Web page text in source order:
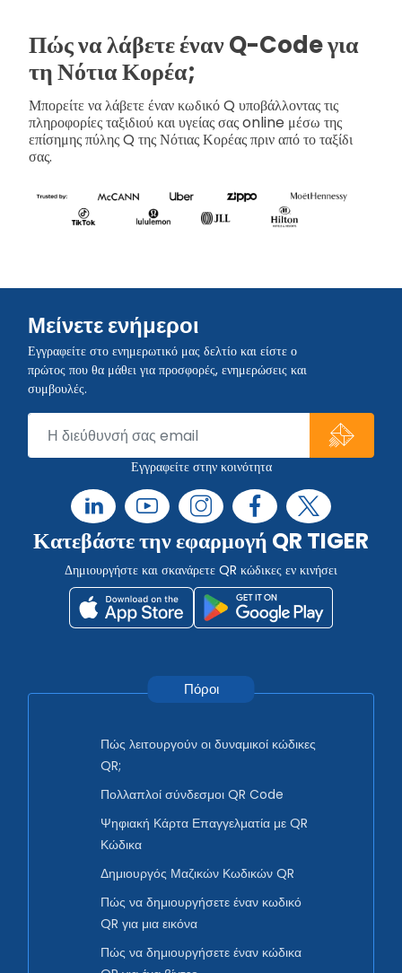
Πώς να λάβετε έναν Q-Code για
τη Νότια Κορέα;
Μπορείτε να λάβετε έναν κωδικό Q υποβάλλοντας τις
πληροφορίες ταξιδιού και υγείας σας online μέσω της
επίσημης πύλης Q της Νότιας Κορέας πριν από το ταξίδι
σας.
Μείνετε ενήμεροι
Εγγραφείτε στο ενημερωτικό μας δελτίο και είστε ο
πρώτος που θα μάθει για προσφορές, ενημερώσεις και
συμβουλές.
Εγγραφείτε στην κοινότητα
Κατεβάστε την εφαρμογή QR TIGER
Δημιουργήστε και σκανάρετε QR κώδικες εν κινήσει
Πόροι
Πώς λειτουργούν οι δυναμικοί κώδικες
QR;
Πολλαπλοί σύνδεσμοι QR Code
Ψηφιακή Κάρτα Επαγγελματία με QR
Κώδικα
Δημιουργός Μαζικών Κωδικών QR
Πώς να δημιουργήσετε έναν κωδικό
QR για μια εικόνα
Πώς να δημιουργήσετε έναν κώδικα